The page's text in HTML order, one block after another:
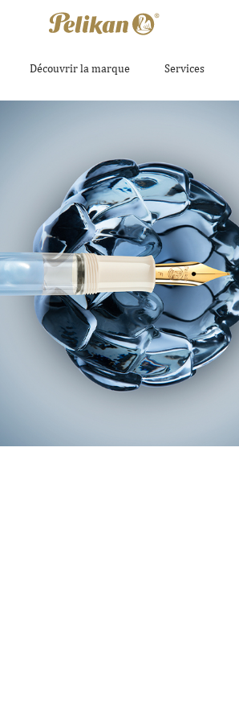
Découvrir la marque Services